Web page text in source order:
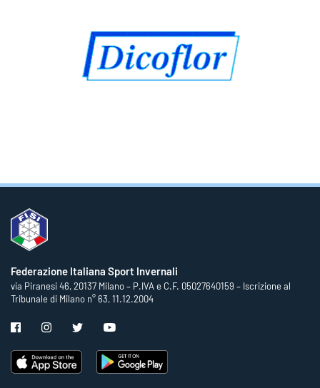
Federazione Italiana Sport Invernali
via Piranesi 46, 20137 Milano – P.IVA e C.F. 05027640159 – Iscrizione al
Tribunale di Milano n° 63, 11.12.2004